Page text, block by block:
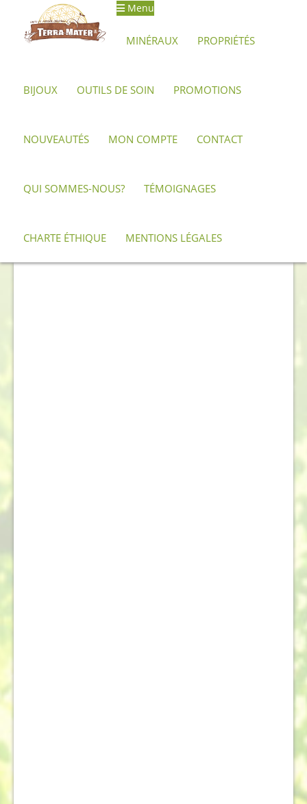
Aller
Aller
au
Menu
MINÉRAUX PROPRIÉTÉS
BIJOUX OUTILS DE SOIN PROMOTIONS
NOUVEAUTÉS MON COMPTE CONTACT
QUI SOMMES-NOUS? TÉMOIGNAGES
CHARTE ÉTHIQUE MENTIONS LÉGALES
Accueil Bijoux et créations artisanales Colliers
Collier pour